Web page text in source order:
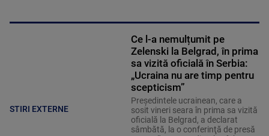
STIRI EXTERNE
Ce l-a nemulțumit pe
Zelenski la Belgrad, în prima
sa vizită oficială în Serbia:
„Ucraina nu are timp pentru
scepticism”
Preşedintele ucrainean, care a
sosit vineri seara în prima sa vizită
oficială la Belgrad, a declarat
sâmbătă, la o conferinţă de presă